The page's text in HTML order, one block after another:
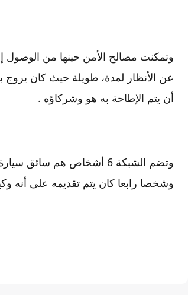
وتمكنت مصالح الأمن حينها من الوصول
عن الأنظار لمدة، طويلة حيث كان يروج
أن يتم الإطاحة به هو وشركاؤه .
وتضم الشبكة 6 أشخاص هم
وشخصا رابعا كان يتم تقديمه على أنه